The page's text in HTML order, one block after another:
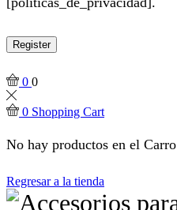
Register
0 0
0 Shopping Cart
No hay productos en el Carro
Regresar a la tienda